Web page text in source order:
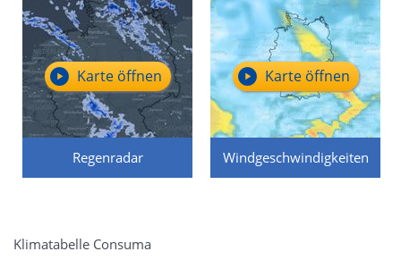
Regenradar
Karte öffnen
Windgeschwindigkeiten
Karte öffnen
Klimatabelle Consuma